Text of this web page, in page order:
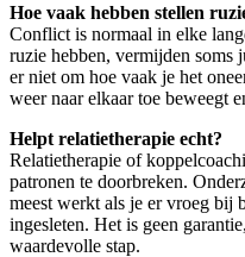
Hoe vaak hebben stellen
Conflict is normaal in elke
ruzie hebben, vermijden soms
er niet om hoe vaak je het
weer naar elkaar toe beweegt
Helpt relatietherapie echt?
Relatietherapie of
patronen te doorbreken.
meest werkt als je er vroeg bij
ingesleten. Het is geen
waardevolle stap.